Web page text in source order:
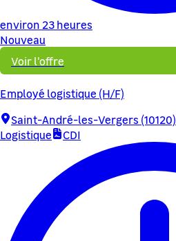
environ 23 heures
Nouveau
Voir l'offre
Employé logistique (H/F)
Saint-André-les-Vergers (10120)
Logistique
CDI